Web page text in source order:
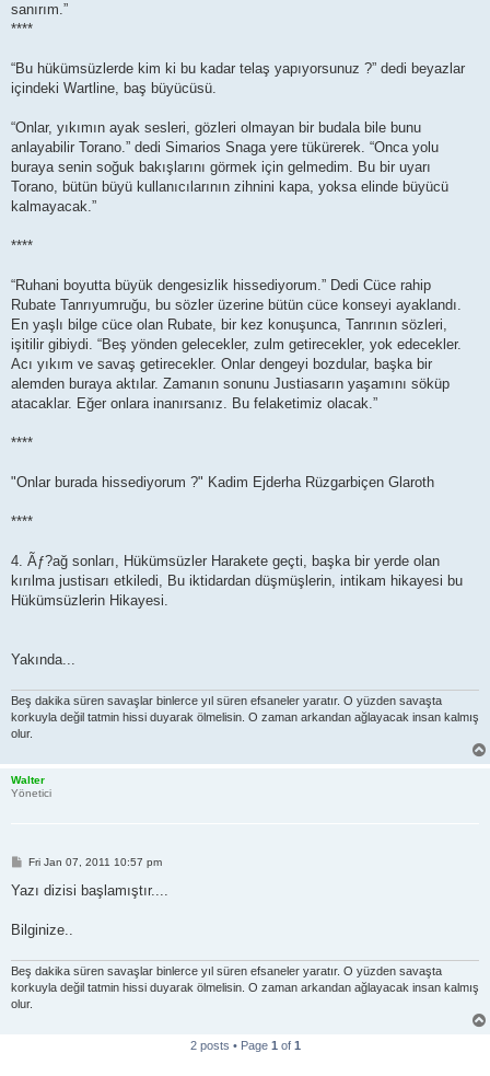
sanırım.”
****
“Bu hükümsüzlerde kim ki bu kadar telaş yapıyorsunuz ?” dedi beyazlar
içindeki Wartline, baş büyücüsü.
“Onlar, yıkımın ayak sesleri, gözleri olmayan bir budala bile bunu
anlayabilir Torano.” dedi Simarios Snaga yere tükürerek. “Onca yolu
buraya senin soğuk bakışlarını görmek için gelmedim. Bu bir uyarı
Torano, bütün büyü kullanıcılarının zihnini kapa, yoksa elinde büyücü
kalmayacak.”
****
“Ruhani boyutta büyük dengesizlik hissediyorum.” Dedi Cüce rahip
Rubate Tanrıyumruğu, bu sözler üzerine bütün cüce konseyi ayaklandı.
En yaşlı bilge cüce olan Rubate, bir kez konuşunca, Tanrının sözleri,
işitilir gibiydi. “Beş yönden gelecekler, zulm getirecekler, yok edecekler.
Acı yıkım ve savaş getirecekler. Onlar dengeyi bozdular, başka bir
alemden buraya aktılar. Zamanın sonunu Justiasarın yaşamını söküp
atacaklar. Eğer onlara inanırsanız. Bu felaketimiz olacak.”
****
"Onlar burada hissediyorum ?" Kadim Ejderha Rüzgarbiçen Glaroth
****
4. Ãƒ?ağ sonları, Hükümsüzler Harakete geçti, başka bir yerde olan
kırılma justisarı etkiledi, Bu iktidardan düşmüşlerin, intikam hikayesi bu
Hükümsüzlerin Hikayesi.
Yakında...
Beş dakika süren savaşlar binlerce yıl süren efsaneler yaratır. O yüzden savaşta
korkuyla değil tatmin hissi duyarak ölmelisin. O zaman arkandan ağlayacak insan kalmış
olur.
Walter
Yönetici
P
s
Fri Jan 07, 2011 10:57 pm
Yazı dizisi başlamıştır....
Bilginize..
Beş dakika süren savaşlar binlerce yıl süren efsaneler yaratır. O yüzden savaşta
korkuyla değil tatmin hissi duyarak ölmelisin. O zaman arkandan ağlayacak insan kalmış
olur.
2 posts • Page 1 of 1